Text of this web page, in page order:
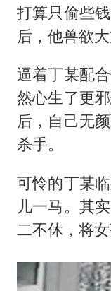
打算只偷些
后，他兽欲
逼着丁某配
然心生了更
后，自己无
杀手。
可怜的丁某
儿一马。其
二不休，将女